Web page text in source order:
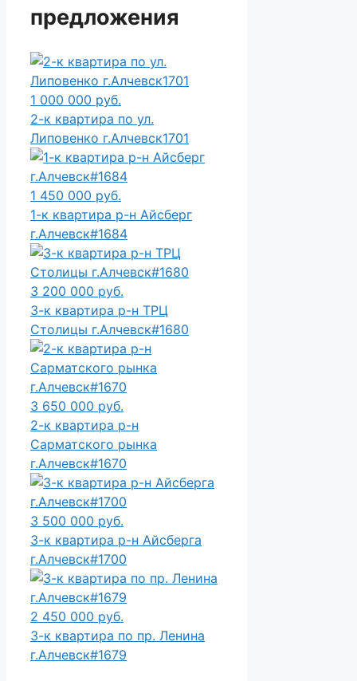
предложения
1 000 000 руб.
2-к квартира по ул.
Липовенко г.Алчевск1701
1 450 000 руб.
1-к квартира р-н Айсберг
г.Алчевск#1684
3 200 000 руб.
3-к квартира р-н ТРЦ
Столицы г.Алчевск#1680
3 650 000 руб.
2-к квартира р-н
Сарматского рынка
г.Алчевск#1670
3 500 000 руб.
3-к квартира р-н Айсберга
г.Алчевск#1700
2 450 000 руб.
3-к квартира по пр. Ленина
г.Алчевск#1679